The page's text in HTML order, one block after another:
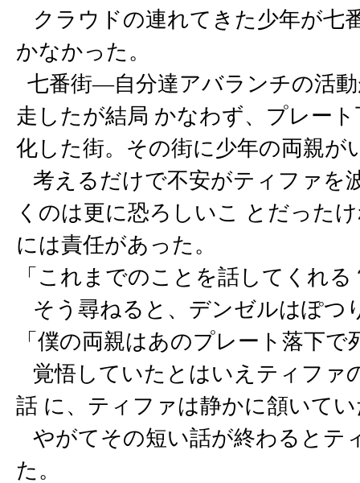
クラウドの連れてきた少年が七
かなかった。
七番街―自分達アバランチの活
走したが結局 かなわず、プレー
化した街。その街に少年の両親が
考えるだけで不安がティファを
くのは更に恐ろしいこ とだった
には責任があった。
「これまでのことを話してくれる
そう尋ねると、デンゼルはぽつ
「僕の両親はあのプレート落下で
覚悟していたとはいえティファ
話 に、ティファは静かに頷いて
やがてその短い話が終わるとテ
た。